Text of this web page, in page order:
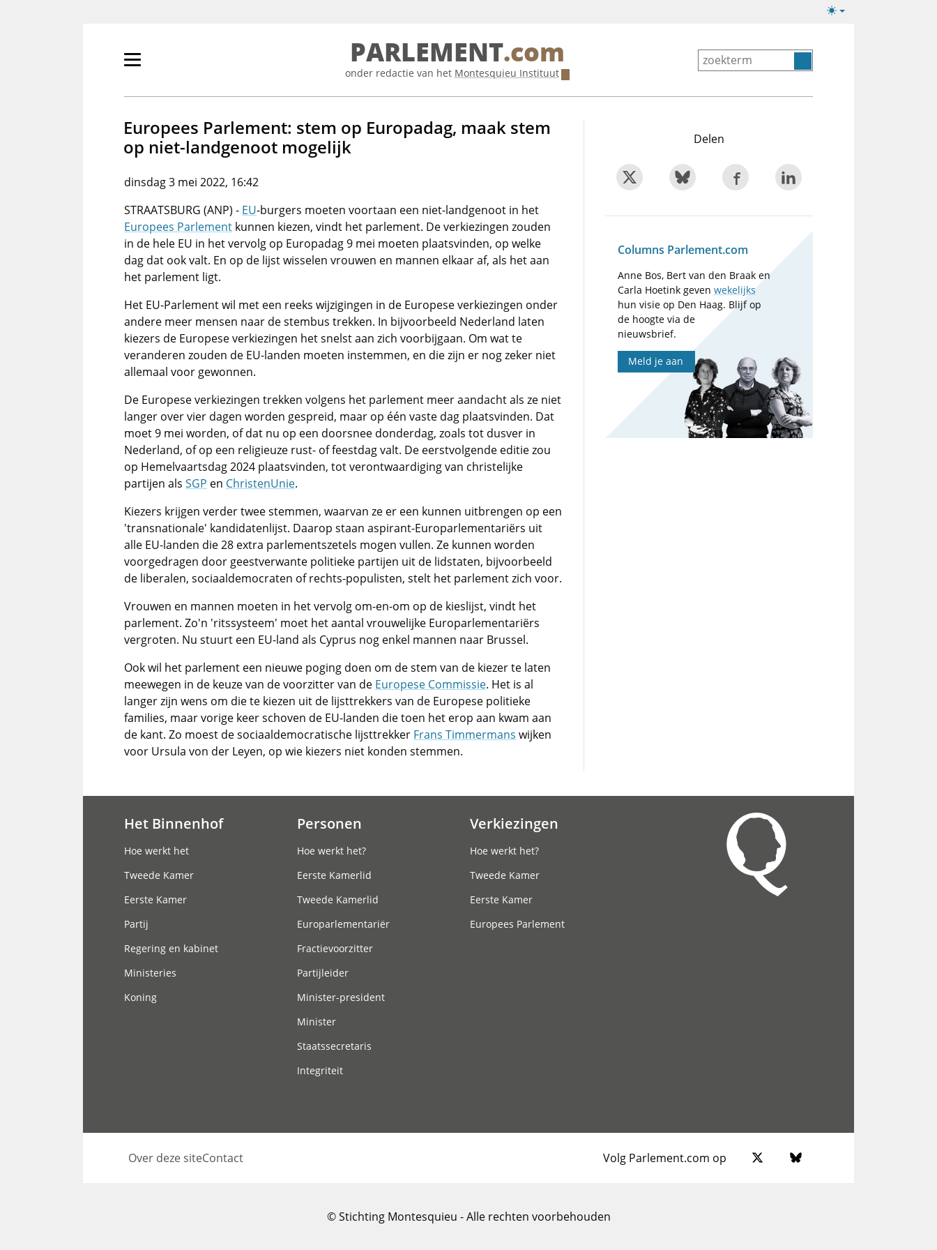
Lichte/donkere
Primair
tonen/verbergen
PARLEMENT.com
onder redactie van het Montesquieu Instituut
Europees Parlement: stem op Europadag, maak stem
op niet-landgenoot mogelijk
dinsdag 3 mei 2022, 16:42
STRAATSBURG (ANP) - EU-burgers moeten voortaan een niet-landgenoot in het
Europees Parlement kunnen kiezen, vindt het parlement. De verkiezingen zouden
in de hele EU in het vervolg op Europadag 9 mei moeten plaatsvinden, op welke
dag dat ook valt. En op de lijst wisselen vrouwen en mannen elkaar af, als het aan
het parlement ligt.
Het EU-Parlement wil met een reeks wijzigingen in de Europese verkiezingen onder
andere meer mensen naar de stembus trekken. In bijvoorbeeld Nederland laten
kiezers de Europese verkiezingen het snelst aan zich voorbijgaan. Om wat te
veranderen zouden de EU-landen moeten instemmen, en die zijn er nog zeker niet
allemaal voor gewonnen.
De Europese verkiezingen trekken volgens het parlement meer aandacht als ze niet
langer over vier dagen worden gespreid, maar op één vaste dag plaatsvinden. Dat
moet 9 mei worden, of dat nu op een doorsnee donderdag, zoals tot dusver in
Nederland, of op een religieuze rust- of feestdag valt. De eerstvolgende editie zou
op Hemelvaartsdag 2024 plaatsvinden, tot verontwaardiging van christelijke
partijen als SGP en ChristenUnie.
Kiezers krijgen verder twee stemmen, waarvan ze er een kunnen uitbrengen op een
'transnationale' kandidatenlijst. Daarop staan aspirant-Europarlementariërs uit
alle EU-landen die 28 extra parlementszetels mogen vullen. Ze kunnen worden
voorgedragen door geestverwante politieke partijen uit de lidstaten, bijvoorbeeld
de liberalen, sociaaldemocraten of rechts-populisten, stelt het parlement zich voor.
Vrouwen en mannen moeten in het vervolg om-en-om op de kieslijst, vindt het
parlement. Zo'n 'ritssysteem' moet het aantal vrouwelijke Europarlementariërs
vergroten. Nu stuurt een EU-land als Cyprus nog enkel mannen naar Brussel.
Ook wil het parlement een nieuwe poging doen om de stem van de kiezer te laten
meewegen in de keuze van de voorzitter van de Europese Commissie. Het is al
langer zijn wens om die te kiezen uit de lijsttrekkers van de Europese politieke
families, maar vorige keer schoven de EU-landen die toen het erop aan kwam aan
de kant. Zo moest de sociaaldemocratische lijsttrekker Frans Timmermans wijken
voor Ursula von der Leyen, op wie kiezers niet konden stemmen.
Delen
Columns Parlement.com
Anne Bos, Bert van den Braak en
Carla Hoetink gevenwekelijks
hun visie op Den Haag. Blijf op
de hoogte via de
nieuwsbrief.
Meld je aan
Het Binnenhof
Hoe werkt het
Tweede Kamer
Eerste Kamer
Partij
Regering en kabinet
Ministeries
Koning
Personen
Hoe werkt het?
Eerste Kamerlid
Tweede Kamerlid
Europarlementariër
Fractievoorzitter
Partijleider
Minister-president
Minister
Staatssecretaris
Integriteit
Verkiezingen
Hoe werkt het?
Tweede Kamer
Eerste Kamer
Europees Parlement
Over deze siteContact Volg Parlement.com op
© Stichting Montesquieu - Alle rechten voorbehouden